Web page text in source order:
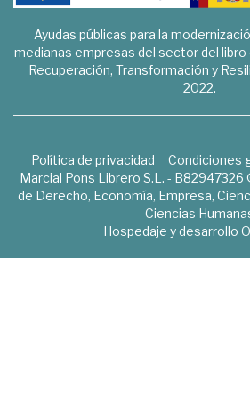
Ayudas públicas para la
medianas empresas del sector del libro
Recuperación, Transformación y
2022.
Política de privacidad Condiciones
Marcial Pons Librero S.L. - B82947326
de Derecho, Economía, Empresa,
Ciencias
Hospedaje y desarrollo